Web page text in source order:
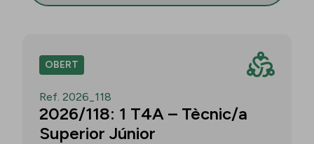
OBERT
Ref. 2026_118
2026/118: 1 T4A – Tècnic/a
Superior Júnior